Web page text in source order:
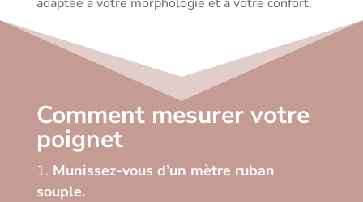
Comment mesurer votre
poignet
Munissez-vous d’un mètre ruban
souple.